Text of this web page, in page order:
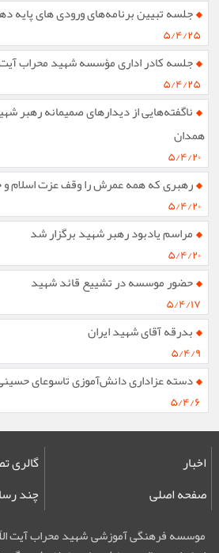
جلسه تبیین برنامه‌های ورودی های پایه
۵/۴/۲۵
جلسه کادر اداری مؤسسه شهید محراب
۵/۴/۲۵
ناگفته‌هایی از دیدارهای صمیمانه رهبر
همدان
۵/۴/۲۰
رهبری که همه عمرش را وقف عزت اسلام و
۵/۴/۲۰
مراسم یادبود رهبر شهید برگزار شد
۵/۴/۲۰
حضور موسسه در تشییع قائد شهید
۵/۴/۱۷
بدرقه آقای شهید ایران
۵/۴/۹
دسته عزاداری دانش‌آموزی تاسوعای
۵/۴/۶
اخبار
صفحه اصلی
گالری
چند
موسسه فرهنگی آموزشی شهید محراب آیت